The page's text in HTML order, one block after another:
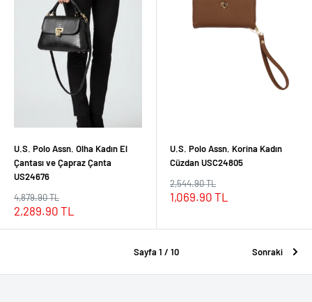
U.S. Polo Assn. Olha Kadın El
Çantası ve Çapraz Çanta
US24676
İndirimli
2,289.90 TL
Normal
fiyat
4,879.90 TL
U.S. Polo Assn. Korina Kadın
Cüzdan USC24805
İndirimli
1,069.90 TL
Normal
fiyat
2,544.90 TL
Sayfa 1 / 10 Sonraki